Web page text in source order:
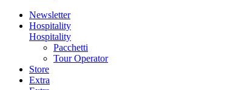
Newsletter
Hospitality
Hospitality
Pacchetti
Tour Operator
Store
Extra